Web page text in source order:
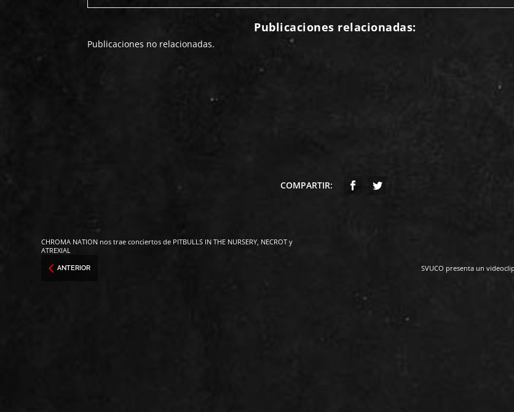
Publicaciones relacionadas:
Publicaciones no relacionadas.
COMPARTIR:
CHROMA NATION nos trae conciertos de PITBULLS IN THE NURSERY, NECROT y
ATREXIAL
ANTERIOR SVUCO presenta un